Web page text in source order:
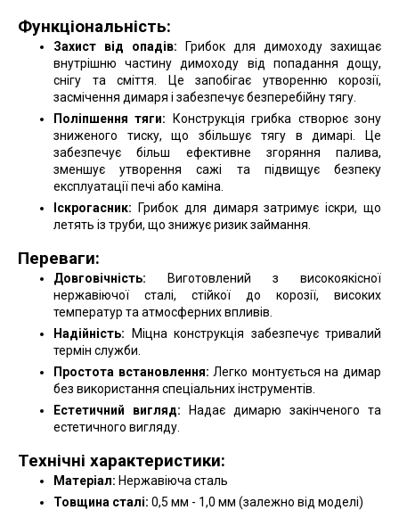
Функціональність:
Захист від опадів: Грибок для димоходу захищає
внутрішню частину димоходу від попадання дощу,
снігу та сміття. Це запобігає утворенню корозії,
засмічення димаря і забезпечує безперебійну тягу.
Поліпшення тяги: Конструкція грибка створює зону
зниженого тиску, що збільшує тягу в димарі. Це
забезпечує більш ефективне згоряння палива,
зменшує утворення сажі та підвищує безпеку
експлуатації печі або каміна.
Іскрогасник: Грибок для димаря затримує іскри, що
летять із труби, що знижує ризик займання.
Переваги:
Довговічність: Виготовлений з високоякісної
нержавіючої сталі, стійкої до корозії, високих
температур та атмосферних впливів.
Надійність: Міцна конструкція забезпечує тривалий
термін служби.
Простота встановлення: Легко монтується на димар
без використання спеціальних інструментів.
Естетичний вигляд: Надає димарю закінченого та
естетичного вигляду.
Технічні характеристики:
Матеріал: Нержавіюча сталь
Товщина сталі: 0,5 мм - 1,0 мм (залежно від моделі)